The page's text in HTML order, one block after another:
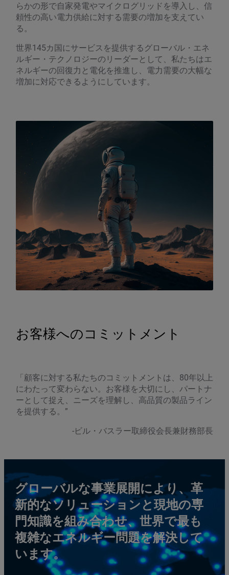
らかの形で自家発電やマイクログリッドを導入し、信
頼性の高い電力供給に対する需要の増加を支えてい
る。
世界145カ国にサービスを提供するグローバル・エネ
ルギー・テクノロジーのリーダーとして、私たちはエ
ネルギーの回復力と電化を推進し、電力需要の大幅な
増加に対応できるようにしています。
お客様へのコミットメント
「顧客に対する私たちのコミットメントは、80年以上
にわたって変わらない。お客様を大切にし、パートナ
ーとして捉え、ニーズを理解し、高品質の製品ライン
を提供する。”
-ビル・バスラー取締役会長兼財務部長
グローバルな事業展開により、革
新的なソリューションと現地の専
門知識を組み合わせ、世界で最も
複雑なエネルギー問題を解決して
います。